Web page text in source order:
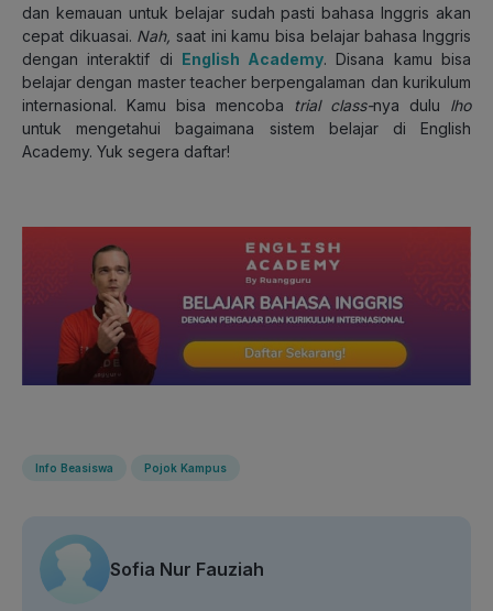
dan kemauan untuk belajar sudah pasti bahasa Inggris akan
cepat dikuasai. Nah, saat ini kamu bisa belajar bahasa Inggris
dengan interaktif di English Academy. Disana kamu bisa
belajar dengan master teacher berpengalaman dan kurikulum
internasional. Kamu bisa mencoba trial class-nya dulu lho
untuk mengetahui bagaimana sistem belajar di English
Academy. Yuk segera daftar!
Info Beasiswa Pojok Kampus
Sofia Nur Fauziah